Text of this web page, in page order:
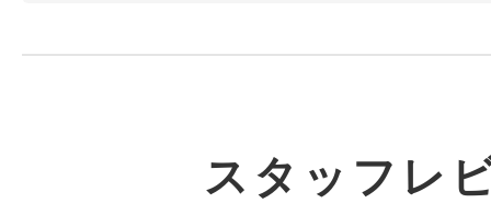
スタッフレ